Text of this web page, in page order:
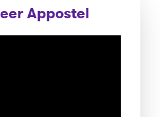
Appostel